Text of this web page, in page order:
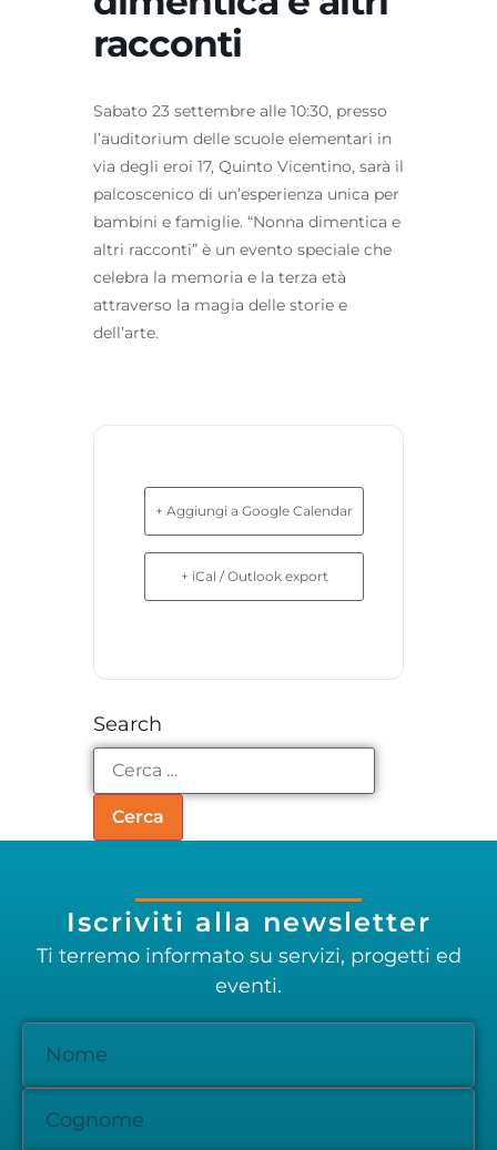
racconti
Sabato 23 settembre alle 10:30, presso
l’auditorium delle scuole elementari in
via degli eroi 17, Quinto Vicentino, sarà il
palcoscenico di un’esperienza unica per
bambini e famiglie. “Nonna dimentica e
altri racconti” è un evento speciale che
celebra la memoria e la terza età
attraverso la magia delle storie e
dell’arte.
+ Aggiungi a Google Calendar
+ iCal / Outlook export
Search
Iscriviti alla newsletter
Ti terremo informato su servizi, progetti ed
eventi.